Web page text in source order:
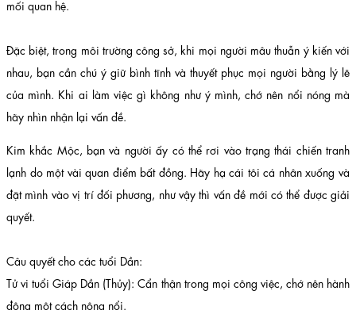
mối quan hệ.
Đặc biệt, trong môi trường công sở, khi mọi người mâu thuẫn ý kiến với
nhau, bạn cần chú ý giữ bình tĩnh và thuyết phục mọi người bằng lý lẽ
của mình. Khi ai làm việc gì không như ý mình, chớ nên nổi nóng mà
hãy nhìn nhận lại vấn đề.
Kim khắc Mộc, bạn và người ấy có thể rơi vào trạng thái chiến tranh
lạnh do một vài quan điểm bất đồng. Hãy hạ cái tôi cá nhân xuống và
đặt mình vào vị trí đối phương, như vậy thì vấn đề mới có thể được giải
quyết.
Câu quyết cho các tuổi Dần:
Tử vi tuổi Giáp Dần (Thủy): Cẩn thận trong mọi công việc, chớ nên hành
động một cách nông nổi.